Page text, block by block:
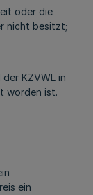
oder die
nicht besitzt;
KZVWL in
worden ist.
ein